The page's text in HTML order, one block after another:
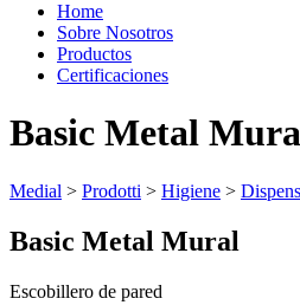
Home
Sobre Nosotros
Productos
Certificaciones
Basic Metal
Medial > Prodotti > Higiene >
Basic Metal Mural
Escobillero de pared